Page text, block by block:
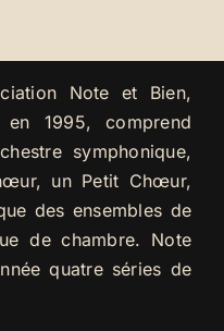
Note et Bien,
en 1995, comprend
symphonique,
un Petit Chœur,
des ensembles de
de chambre. Note
quatre séries de